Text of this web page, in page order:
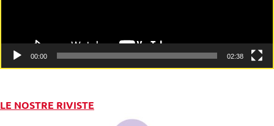
00:00 02:38
LE NOSTRE RIVISTE